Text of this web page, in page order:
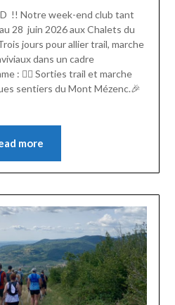
!! Notre week-end club tant
28 juin 2026 aux Chalets du
jours pour allier trail, marche
dans un cadre
: 🏃‍♂️ Sorties trail et marche
sentiers du Mont Mézenc.🎉
more